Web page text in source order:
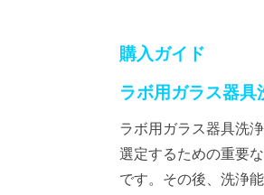
購入ガイド
ラボ用ガラス器具
ラボ用ガラス器具洗
選定するための重要
です。その後、洗浄